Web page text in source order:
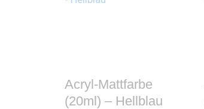
Acryl-Mattfarbe
(20ml) – Hellblau